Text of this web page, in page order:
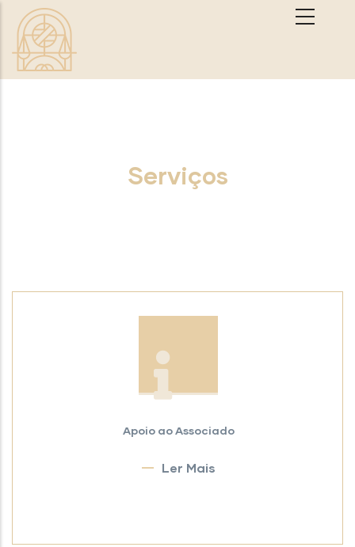
Passar para o conteúdo principal
Serviços
Apoio ao Associado
Ler Mais